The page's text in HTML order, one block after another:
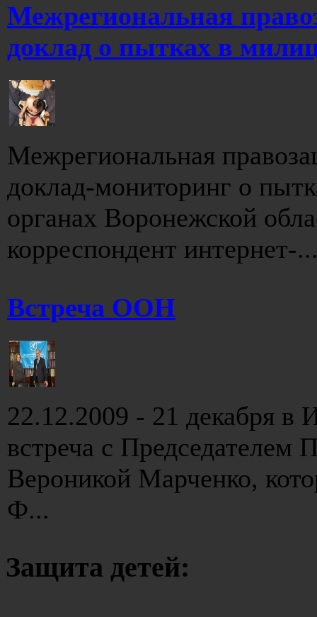
Межрегиональная
доклад о пытках в
Межрегиональная
доклад-мониторинг о
органах Воронежской
корреспондент интернет-
Встреча ООН
22.12.2009 - 21 декабря
встреча с Председателем
Вероникой Марченко,
Ф...
Защита детей: